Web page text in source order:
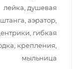
лейка, душевая
штанга, аэратор,
гибкая
крепления,
мыльница